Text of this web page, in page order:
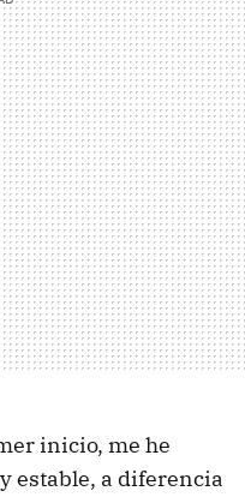
inicio, me he
estable, a diferencia